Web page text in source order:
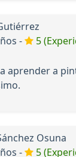
-
5
aprender a
Osuna
-
5